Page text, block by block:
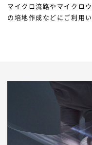
マイクロ流路やマイクロ
の培地作成などにご利用い